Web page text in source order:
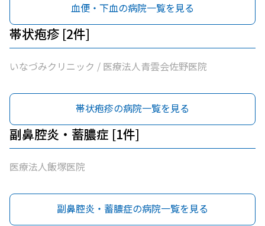
血便・下血の病院一覧を見る
帯状疱疹 [2件]
いなづみクリニック / 医療法人青雲会佐野医院
帯状疱疹の病院一覧を見る
副鼻腔炎・蓄膿症 [1件]
医療法人飯塚医院
副鼻腔炎・蓄膿症の病院一覧を見る